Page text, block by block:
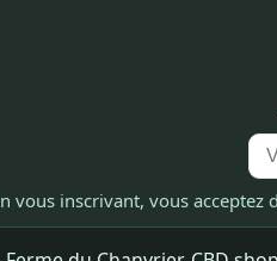
vous inscrivant, vous